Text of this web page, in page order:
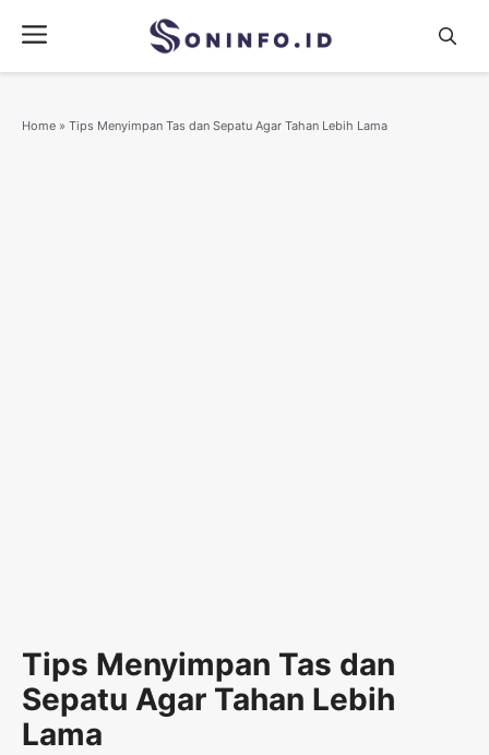
content
Menu
Home » Tips Menyimpan Tas dan Sepatu Agar Tahan Lebih Lama
Tips Menyimpan Tas dan
Sepatu Agar Tahan Lebih
Lama